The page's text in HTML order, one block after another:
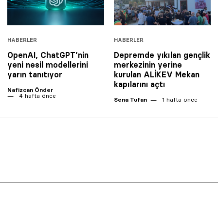
HABERLER
OpenAI, ChatGPT’nin
yeni nesil modellerini
yarın tanıtıyor
Nafizcan Önder
4 hafta önce
HABERLER
Depremde yıkılan gençlik
merkezinin yerine
kurulan ALİKEV Mekan
kapılarını açtı
Sena Tufan 1 hafta önce